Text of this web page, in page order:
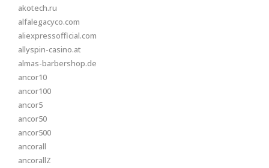
akotech.ru
alfalegacyco.com
aliexpressofficial.com
allyspin-casino.at
almas-barbershop.de
ancor10
ancor100
ancor5
ancor50
ancor500
ancorall
ancorallZ